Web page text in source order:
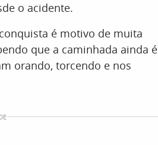
o acidente.
é motivo de muita
que a caminhada ainda é
orando, torcendo e nos